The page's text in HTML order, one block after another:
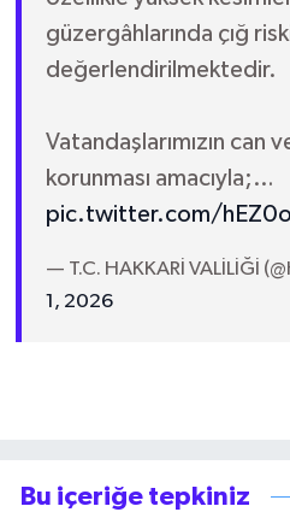
güzergâhlarında çığ
değerlendirilmektedir.
Vatandaşlarımızın can
korunması amacıyla;…
pic.twitter.com/
— T.C. HAKKARİ VALİLİĞİ
1, 2026
Bu içeriğe tepkiniz